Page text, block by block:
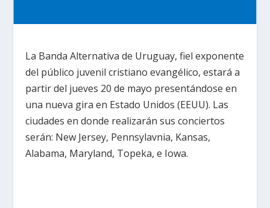
La Banda Alternativa de Uruguay, fiel exponente
del público juvenil cristiano evangélico, estará a
partir del jueves 20 de mayo presentándose en
una nueva gira en Estado Unidos (EEUU). Las
ciudades en donde realizarán sus conciertos
serán: New Jersey, Pennsylavnia, Kansas,
Alabama, Maryland, Topeka, e Iowa.